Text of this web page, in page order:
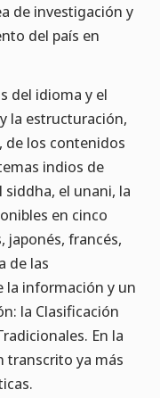
de investigación y
del país en
del idioma y el
la estructuración,
de los contenidos
indios de
siddha, el unani, la
en cinco
francés,
de las
la información y un
la Clasificación
En la
transcrito ya más